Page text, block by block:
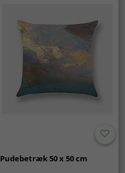
Pudebetræk 50 x 50 cm